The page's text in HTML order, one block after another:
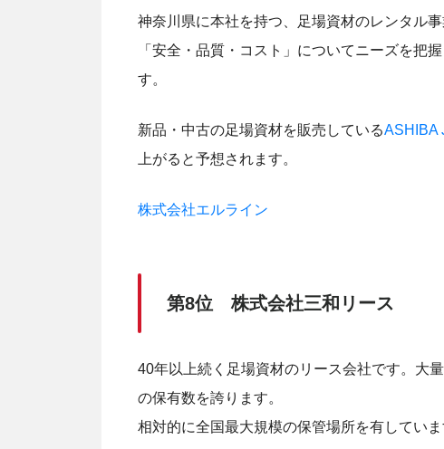
神奈川県に本社を持つ、足場資材のレンタル
「安全・品質・コスト」についてニーズを把
す。
新品・中古の足場資材を販売しているASHIBA
上がると予想されます。
株式会社エルライン
第8位 株式会社三和リース
40年以上続く足場資材のリース会社です。大
の保有数を誇ります。
相対的に全国最大規模の保管場所を有していま